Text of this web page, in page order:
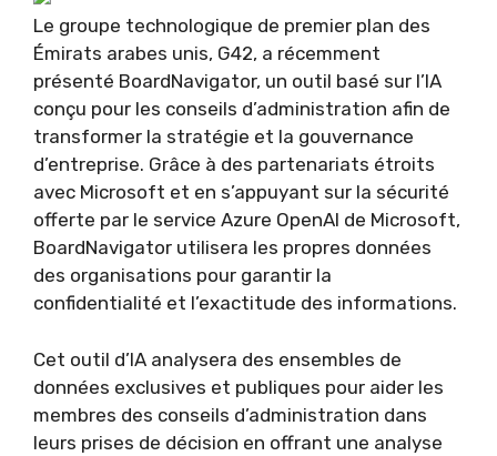
Le groupe technologique de premier plan des
Émirats arabes unis, G42, a récemment
présenté BoardNavigator, un outil basé sur l’IA
conçu pour les conseils d’administration afin de
transformer la stratégie et la gouvernance
d’entreprise. Grâce à des partenariats étroits
avec Microsoft et en s’appuyant sur la sécurité
offerte par le service Azure OpenAI de Microsoft,
BoardNavigator utilisera les propres données
des organisations pour garantir la
confidentialité et l’exactitude des informations.
Cet outil d’IA analysera des ensembles de
données exclusives et publiques pour aider les
membres des conseils d’administration dans
leurs prises de décision en offrant une analyse